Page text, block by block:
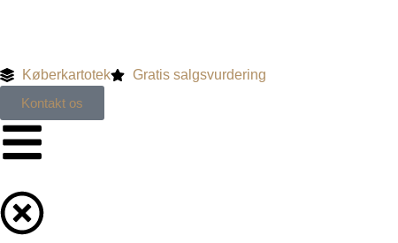
Køberkartotek
Gratis salgsvurdering
Kontakt os